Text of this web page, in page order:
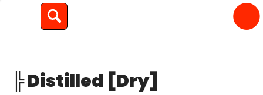
spiritfly
╠ Distilled [Dry]